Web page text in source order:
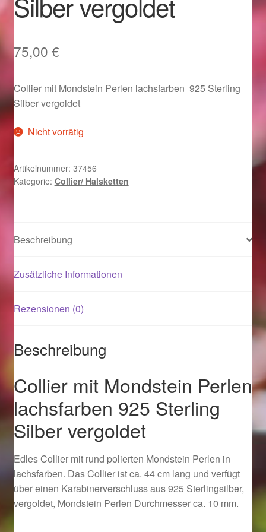
Im Gedenken an
Karneval 2019 – Schmuck zu Fasching & Co.
Karneval 2020 – Schmuck zu Fasching & Co.
Kasse
Liefer- und Versandkosten
Mein Konto
Logout
Ostergeschenke finden für Ostern 2015
Ostergeschenke finden für Ostern 2016
Ostergeschenke finden für Ostern 2017
Ostergeschenke finden für Ostern 2018
75,00 €
Collier mit Mondstein Perlen lachsfarben 925 Sterling
Silber vergoldet
Nicht vorrätig
Artikelnummer: 37456
Kategorie: Collier/ Halsketten
Beschreibung
Zusätzliche Informationen
Rezensionen (0)
Beschreibung
Collier mit Mondstein Perlen
lachsfarben 925 Sterling
Silber vergoldet
Edles Collier mit rund polierten Mondstein Perlen in
lachsfarben. Das Collier ist ca. 44 cm lang und verfügt
über einen Karabinerverschluss aus 925 Sterlingsilber,
vergoldet, Mondstein Perlen Durchmesser ca. 10 mm.